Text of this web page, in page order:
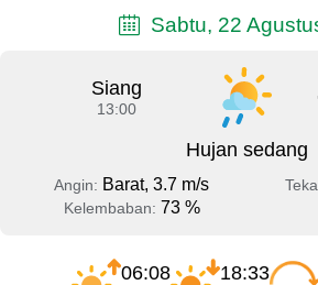
Sabtu, 22
Siang
13:00
Hujan sedang
Angin: Barat, 3.7 m/s
Kelembaban: 73 %
06:08 18:33